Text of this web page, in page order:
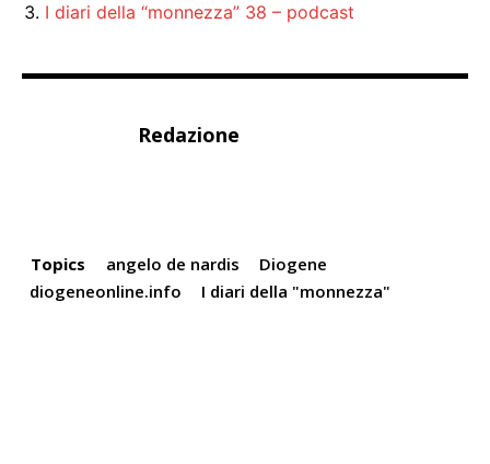
I diari della “monnezza” 38 – podcast
Redazione
Topics angelo de nardis
Diogene
diogeneonline.info
I diari della "monnezza"